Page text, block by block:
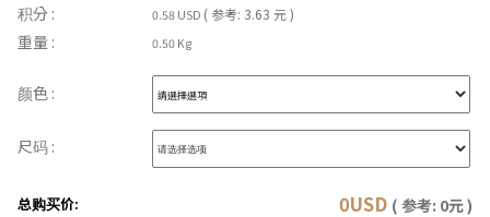
积分 : 0.58 USD ( 参考: 3.63 元 )
重量 : 0.50 Kg
颜色 :
尺码 :
总购买价: 0USD ( 参考: 0元 )